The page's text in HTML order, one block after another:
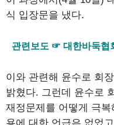
식 입장문을 냈다.
관련보도 ☞ 대한바둑협
이와 관련해 윤수로 회
밝혔다. 그런데 윤수로
재정문제를 어떻게 극
용에 대한 언급은 없었